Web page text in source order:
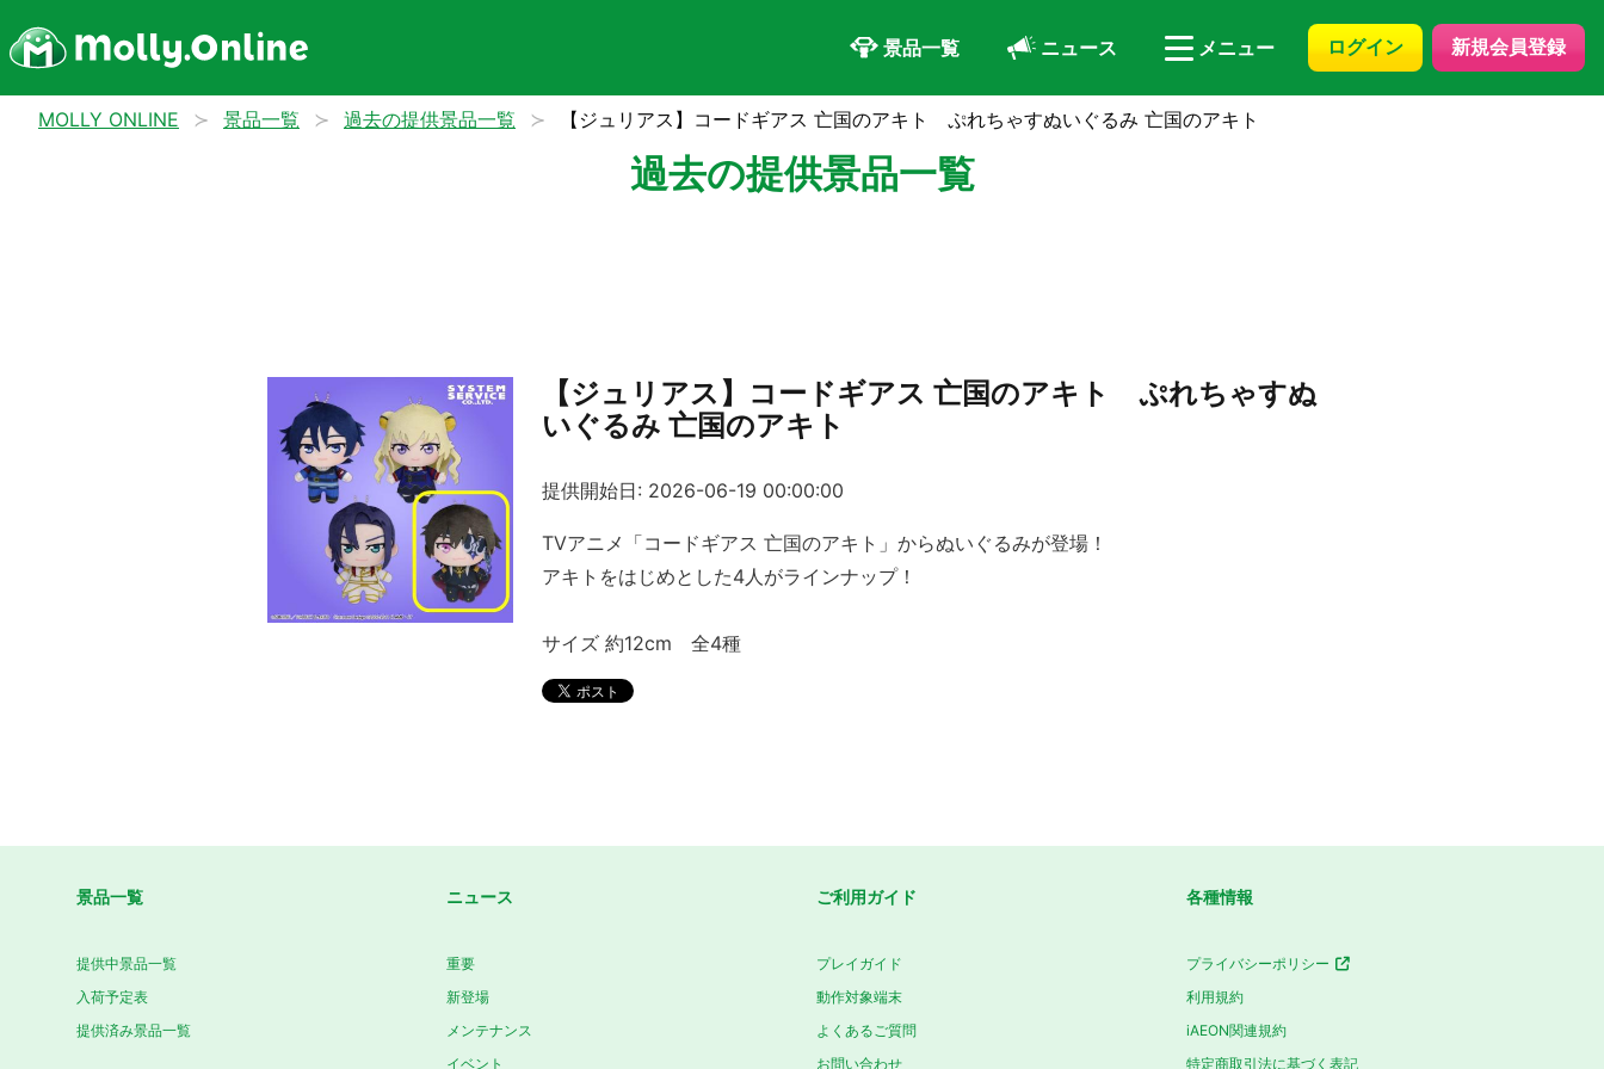
景品一覧 ニュース メニュー ログイン 新規会員登録
MOLLY ONLINE 景品一覧 過去の提供景品一覧 【ジュリアス】コードギアス 亡国のアキト ぷれちゃすぬいぐるみ 亡国のアキト
過去の提供景品一覧
【ジュリアス】コードギアス 亡国のアキト ぷれちゃすぬ
いぐるみ 亡国のアキト
提供開始日: 2026-06-19 00:00:00
TVアニメ「コードギアス 亡国のアキト」からぬいぐるみが登場！
アキトをはじめとした4人がラインナップ！
サイズ 約12cm 全4種
景品一覧
提供中景品一覧
入荷予定表
提供済み景品一覧
ニュース
重要
新登場
メンテナンス
イベント
ご利用ガイド
プレイガイド
動作対象端末
よくあるご質問
お問い合わせ
各種情報
プライバシーポリシー
利用規約
iAEON関連規約
特定商取引法に基づく表記